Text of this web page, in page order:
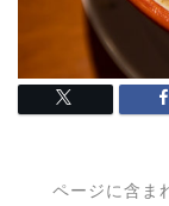
ページに含ま